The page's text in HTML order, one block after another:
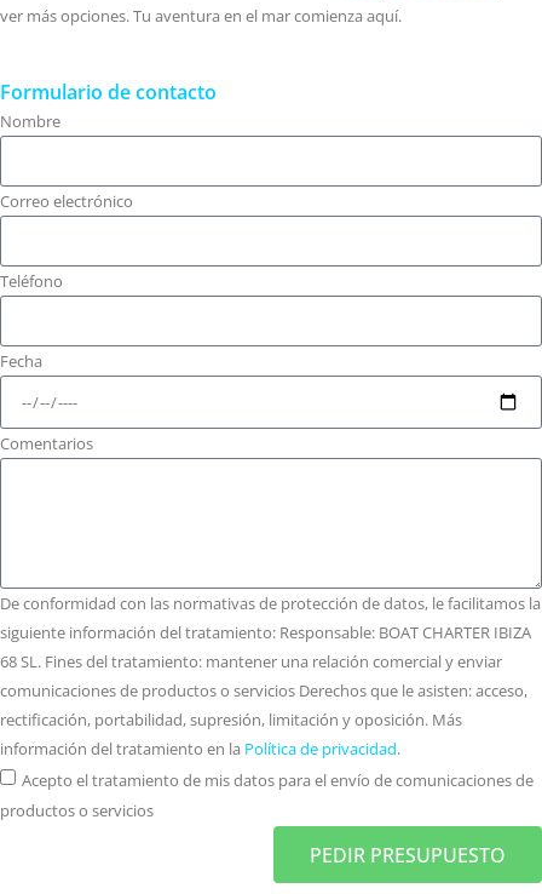
ver más opciones. Tu aventura en el mar comienza aquí.
Formulario de contacto
Nombre
Correo electrónico
Teléfono
Fecha
Comentarios
De conformidad con las normativas de protección de datos, le facilitamos la
siguiente información del tratamiento: Responsable: BOAT CHARTER IBIZA
68 SL. Fines del tratamiento: mantener una relación comercial y enviar
comunicaciones de productos o servicios Derechos que le asisten: acceso,
rectificación, portabilidad, supresión, limitación y oposición. Más
información del tratamiento en la Política de privacidad.
Acepto el tratamiento de mis datos para el envío de comunicaciones de
productos o servicios
PEDIR PRESUPUESTO